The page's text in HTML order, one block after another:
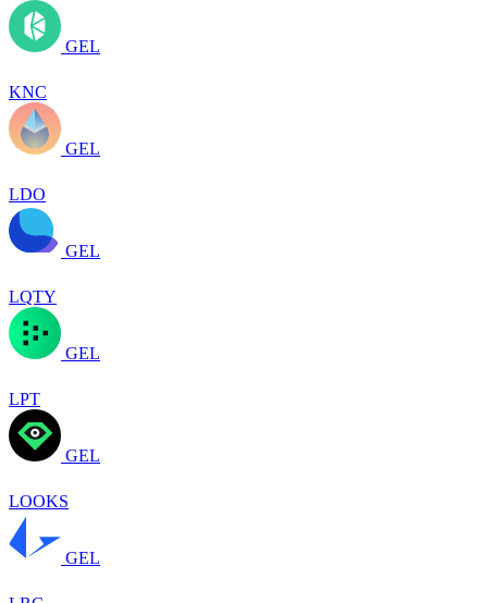
GEL
KNC
GEL
LDO
GEL
LQTY
GEL
LPT
GEL
LOOKS
GEL